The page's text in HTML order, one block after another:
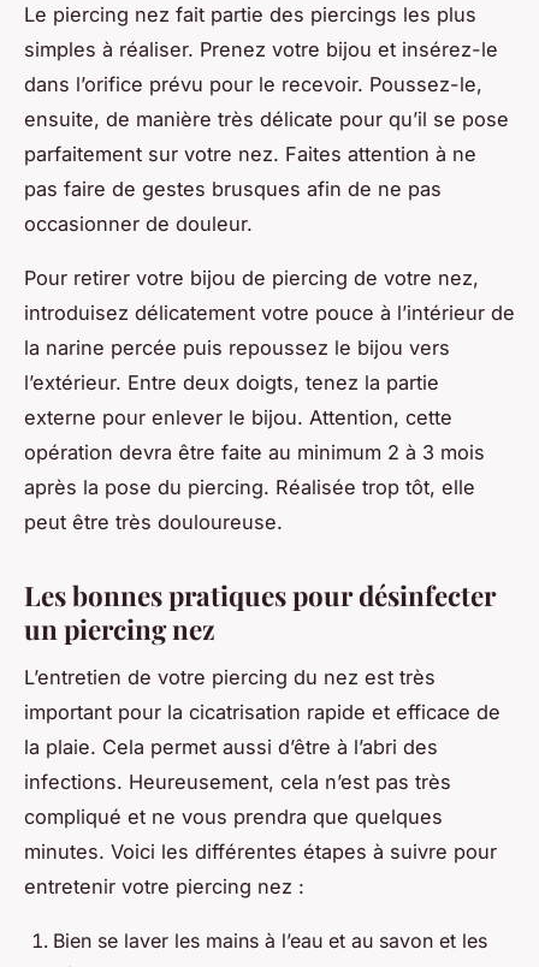
Le piercing nez fait partie des piercings les plus
simples à réaliser. Prenez votre bijou et insérez-le
dans l’orifice prévu pour le recevoir. Poussez-le,
ensuite, de manière très délicate pour qu’il se pose
parfaitement sur votre nez. Faites attention à ne
pas faire de gestes brusques afin de ne pas
occasionner de douleur.
Pour retirer votre bijou de piercing de votre nez,
introduisez délicatement votre pouce à l’intérieur de
la narine percée puis repoussez le bijou vers
l’extérieur. Entre deux doigts, tenez la partie
externe pour enlever le bijou. Attention, cette
opération devra être faite au minimum 2 à 3 mois
après la pose du piercing. Réalisée trop tôt, elle
peut être très douloureuse.
Les bonnes pratiques pour désinfecter
un piercing nez
L’entretien de votre piercing du nez est très
important pour la cicatrisation rapide et efficace de
la plaie. Cela permet aussi d’être à l’abri des
infections. Heureusement, cela n’est pas très
compliqué et ne vous prendra que quelques
minutes. Voici les différentes étapes à suivre pour
entretenir votre piercing nez :
Bien se laver les mains à l’eau et au savon et les